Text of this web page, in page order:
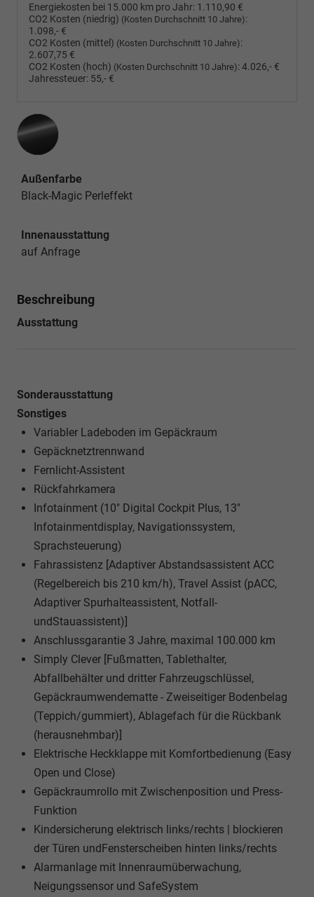
Energiekosten bei 15.000 km pro Jahr: 1.110,90 €
CO2 Kosten (niedrig) (Kosten Durchschnitt 10 Jahre):
1.098,- €
CO2 Kosten (mittel) (Kosten Durchschnitt 10 Jahre):
2.607,75 €
CO2 Kosten (hoch) (Kosten Durchschnitt 10 Jahre):4.026,- €
Jahressteuer: 55,- €
Außenfarbe
Black-Magic Perleffekt
Innenausstattung
auf Anfrage
Beschreibung
Ausstattung
Sonderausstattung
Sonstiges
Variabler Ladeboden im Gepäckraum
Gepäcknetztrennwand
Fernlicht-Assistent
Rückfahrkamera
Infotainment (10" Digital Cockpit Plus, 13"
Infotainmentdisplay, Navigationssystem,
Sprachsteuerung)
Fahrassistenz [Adaptiver Abstandsassistent ACC
(Regelbereich bis 210 km/h), Travel Assist (pACC,
Adaptiver Spurhalteassistent, Notfall-
undStauassistent)]
Anschlussgarantie 3 Jahre, maximal 100.000 km
Simply Clever [Fußmatten, Tablethalter,
Abfallbehälter und dritter Fahrzeugschlüssel,
Gepäckraumwendematte - Zweiseitiger Bodenbelag
(Teppich/gummiert), Ablagefach für die Rückbank
(herausnehmbar)]
Elektrische Heckklappe mit Komfortbedienung (Easy
Open und Close)
Gepäckraumrollo mit Zwischenposition und Press-
Funktion
Kindersicherung elektrisch links/rechts | blockieren
der Türen undFensterscheiben hinten links/rechts
Alarmanlage mit Innenraumüberwachung,
Neigungssensor und SafeSystem